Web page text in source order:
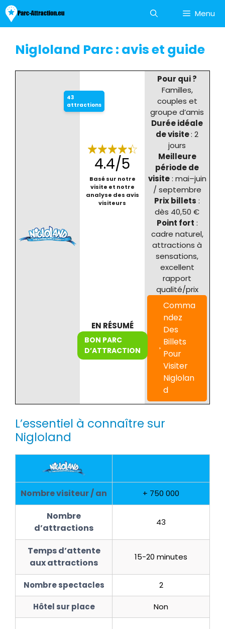
Aller
au
contenu
Menu
Nigloland Parc : avis et guide
43
attractions
4.4/5
Basé sur notre
visite et notre
analyse des avis
visiteurs
Pour qui ?
Familles,
couples et
groupe d’amis
Durée idéale
de visite: 2
jours
Meilleure
période de
visite: mai–juin
/ septembre
Prix billets :
dès 40,50 €
Point fort :
cadre naturel,
attractions à
sensations,
excellent
rapport
qualité/prix
Comma
ndez
Des
Billets
Pour
Visiter
Niglolan
d
EN RÉSUMÉ
BON PARC
D’ATTRACTION
L’essentiel à connaître sur
Nigloland
Nombre visiteur / an + 750 000
Nombre
d’attractions
43
Temps d’attente
aux attractions
15-20 minutes
Nombre spectacles 2
Hôtel sur place Non